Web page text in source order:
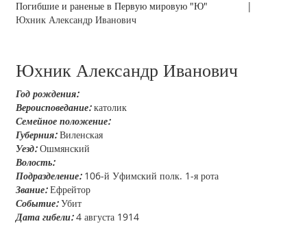
Погибшие и раненые в Первую мировую "Ю" |
Юхник Александр Иванович
Юхник Александр Иванович
Год рождения:
Вероисповедание:католик
Семейное положение:
Губерния:Виленская
Уезд:Ошмянский
Волость:
Подразделение:106-й Уфимский полк. 1-я рота
Звание:Ефрейтор
Событие:Убит
Дата гибели:4 августа 1914